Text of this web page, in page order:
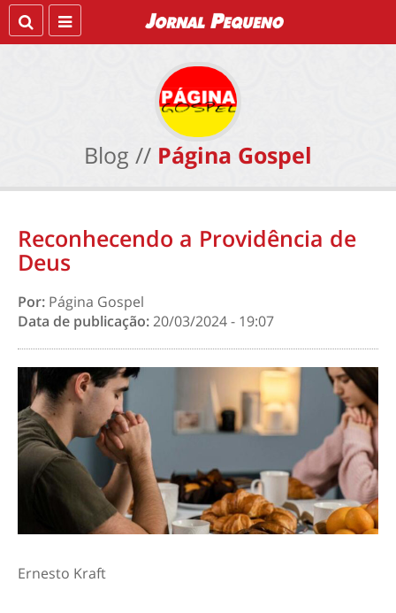
Blog // Página Gospel
Reconhecendo a Providência de
Deus
Por: Página Gospel
Data de publicação:20/03/2024 - 19:07
Ernesto Kraft